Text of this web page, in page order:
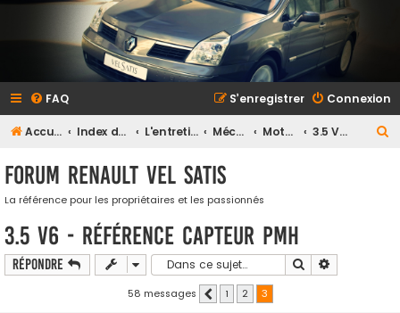
FAQ Connexion
S’enregistrer
Accueil Index du forum L'entretien et la maintenance Mécanique Moteur 3.5 V6 245
Forum Renault VEL SATIS
La référence pour les propriétaires et les passionnés
3.5 V6 - Référence capteur PMH
Répondre Rechercher
58 messages Précédente
1 2
3